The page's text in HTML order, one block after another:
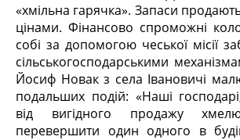
«хмільна гарячка». Запаси
цінами. Фінансово спроможні
собі за допомогою чеської місії
сільськогосподарськими
Йосиф Новак з села Івановичі
подальших подій: «Наші
від вигідного продажу
перевершити один одного в